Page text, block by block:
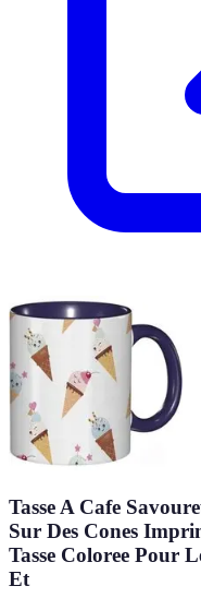
Tasse A Cafe
Sur Des Cones
Tasse Coloree Pour
Et